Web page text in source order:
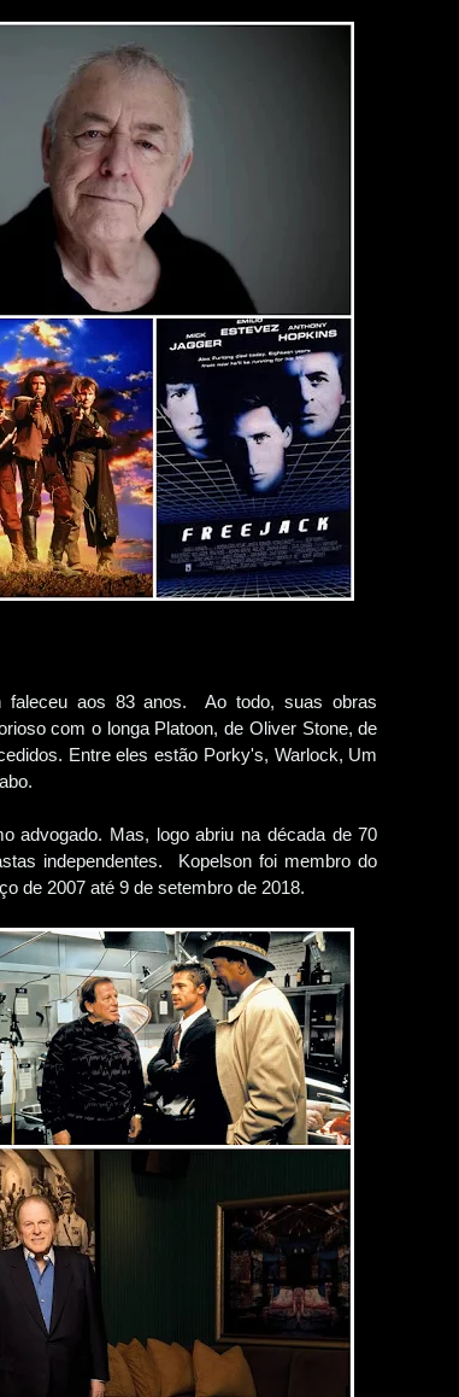
faleceu aos 83 anos. Ao todo, suas obras
com o longa Platoon, de Oliver Stone, de
Entre eles estão Porky's, Warlock, Um
advogado. Mas, logo abriu na década de 70
independentes. Kopelson foi membro do
de 2007 até 9 de setembro de 2018.